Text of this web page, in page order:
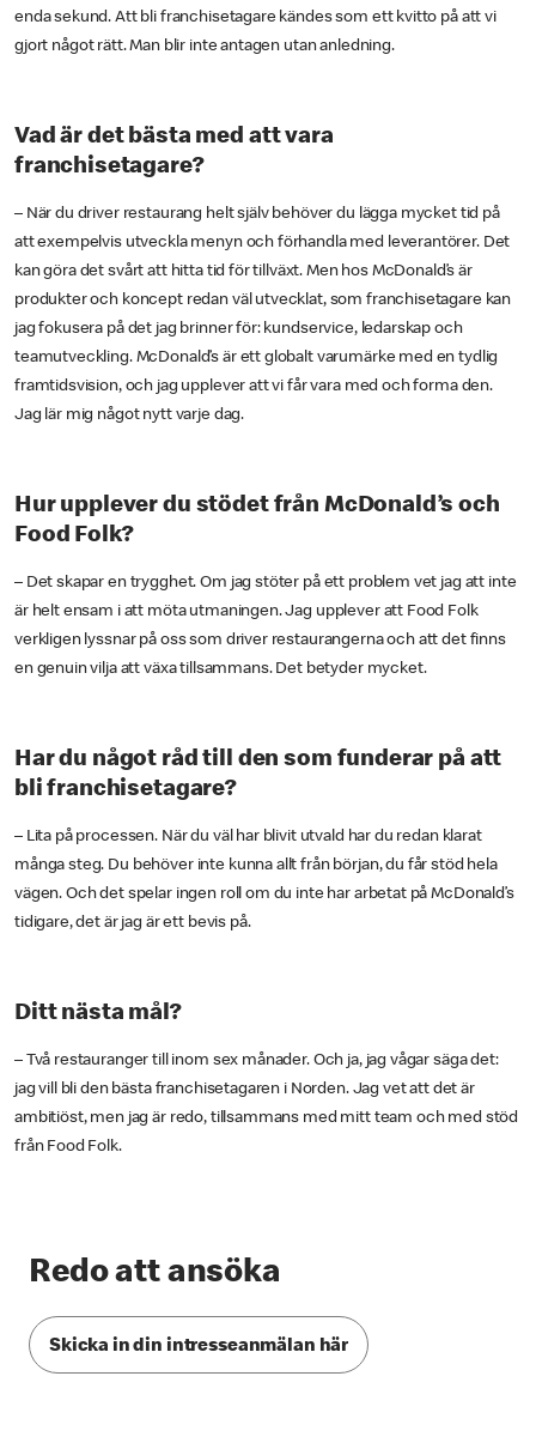
enda sekund. Att bli franchisetagare kändes som ett kvitto på att vi
gjort något rätt. Man blir inte antagen utan anledning.
Vad är det bästa med att vara
franchisetagare?
– När du driver restaurang helt själv behöver du lägga mycket tid på
att exempelvis utveckla menyn och förhandla med leverantörer. Det
kan göra det svårt att hitta tid för tillväxt. Men hos McDonald’s är
produkter och koncept redan väl utvecklat, som franchisetagare kan
jag fokusera på det jag brinner för: kundservice, ledarskap och
teamutveckling. McDonald’s är ett globalt varumärke med en tydlig
framtidsvision, och jag upplever att vi får vara med och forma den.
Jag lär mig något nytt varje dag.
Hur upplever du stödet från McDonald’s och
Food Folk?
– Det skapar en trygghet. Om jag stöter på ett problem vet jag att inte
är helt ensam i att möta utmaningen. Jag upplever att Food Folk
verkligen lyssnar på oss som driver restaurangerna och att det finns
en genuin vilja att växa tillsammans. Det betyder mycket.
Har du något råd till den som funderar på att
bli franchisetagare?
– Lita på processen. När du väl har blivit utvald har du redan klarat
många steg. Du behöver inte kunna allt från början, du får stöd hela
vägen. Och det spelar ingen roll om du inte har arbetat på McDonald’s
tidigare, det är jag är ett bevis på.
Ditt nästa mål?
– Två restauranger till inom sex månader. Och ja, jag vågar säga det:
jag vill bli den bästa franchisetagaren i Norden. Jag vet att det är
ambitiöst, men jag är redo, tillsammans med mitt team och med stöd
från Food Folk.
Redo att ansöka
Skicka in din intresseanmälan här